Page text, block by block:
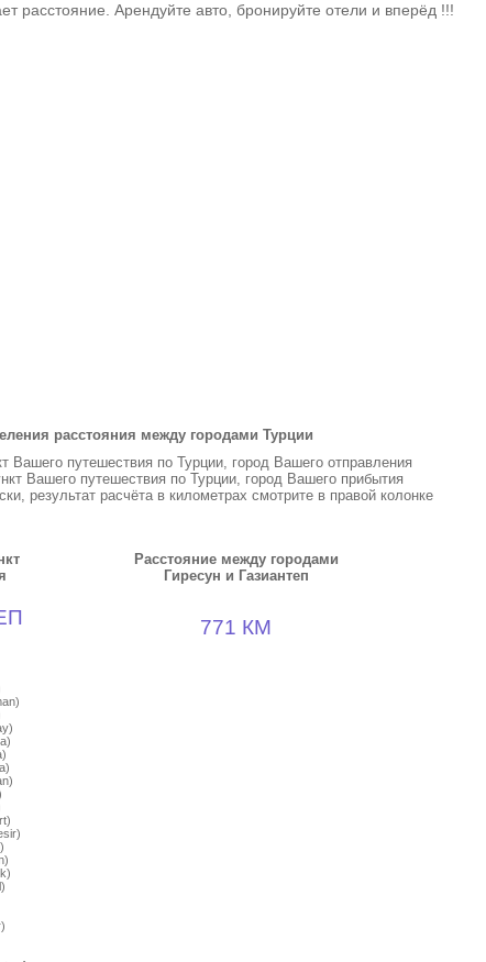
расстояние. Арендуйте авто, бронируйте отели и вперёд !!!
расстояния между городами Турции
Вашего путешествия по Турции, город Вашего отправления
Вашего путешествия по Турции, город Вашего прибытия
результат расчёта в километрах смотрите в правой колонке
Расстояние между городами
Гиресун и Газиантеп
771 КМ